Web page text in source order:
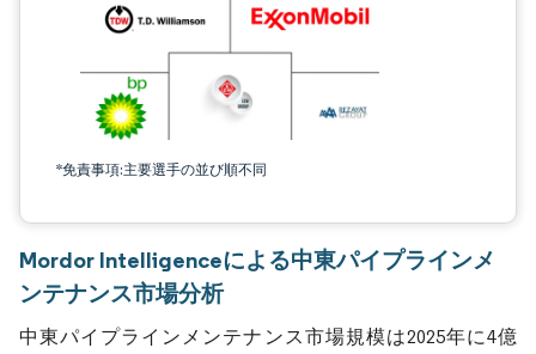
*免責事項:主要選手の並び順不同
Mordor Intelligenceによる中東パイプラインメ
ンテナンス市場分析
中東パイプラインメンテナンス市場規模は2025年に4億